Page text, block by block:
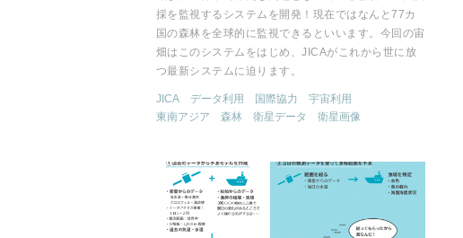
採を監視するシステムを開発！現在ではなんと77カ
国の森林を全球的に監視できるといいます。今回の宙
畑はこのシステムをはじめ、JICAがこれから世に放
つ最新システムに迫ります。
JICA データ利用 国際協力
宇宙利用
東南アジア
森林 衛星データ 衛星画像